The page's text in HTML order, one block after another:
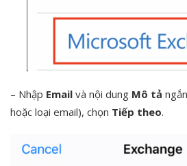
– Nhập Email và nội dung Mô tả
hoặc loại email), chọn Tiếp theo.